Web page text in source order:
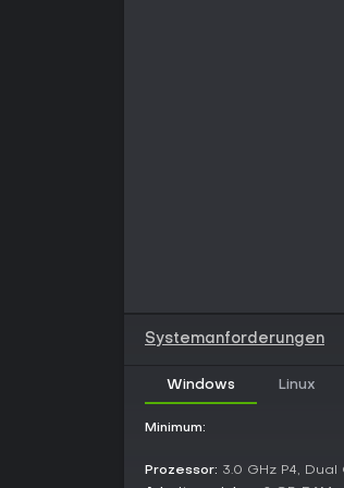
Systemanforderungen
Windows Linux
Minimum:
Prozessor: 3.0 GHz P4,